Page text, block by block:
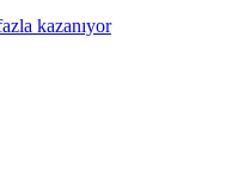
kazanıyor